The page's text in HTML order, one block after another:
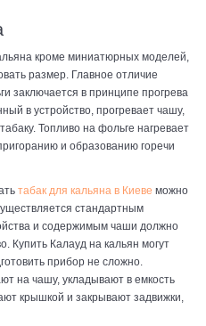
кроме миниатюрных моделей,
размер. Главное отличие
заключается в принципе прогрева
в устройство, прогревает чашу,
Топливо на фольге нагревает
и образованию горечи
табак для кальяна в Киеве можно
стандартным
и содержимым чаши должно
Купить Калауд на кальян могут
прибор не сложно.
на чашу, укладывают в емкость
крышкой и закрывают задвижки,